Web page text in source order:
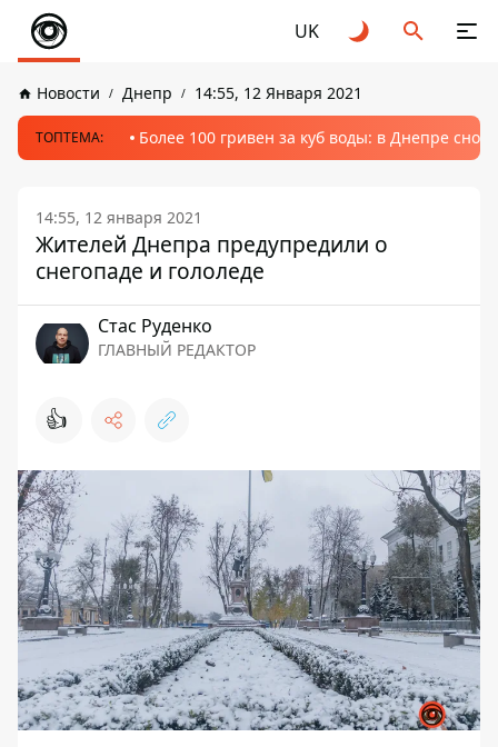
UK
Новости Днепр 14:55, 12 Января 2021
ТОПТЕМА: Более 100 гривен за куб воды: в Днепре
14:55, 12 января 2021
Жителей Днепра предупредили о
снегопаде и гололеде
Стаc Руденко
ГЛАВНЫЙ РЕДАКТОР
👍